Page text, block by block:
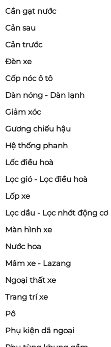
Cần gạt nước
Cản sau
Cản trước
Đèn xe
Cốp nóc ô tô
Dàn nóng - Dàn lạnh
Giảm xóc
Gương chiếu hậu
Hệ thống phanh
Lốc điều hoà
Lọc gió - Lọc điều hoà
Lốp xe
Lọc dầu - Lọc nhớt động cơ
Màn hình xe
Nước hoa
Mâm xe - Lazang
Ngoại thất xe
Trang trí xe
Pô
Phụ kiện dã ngoại